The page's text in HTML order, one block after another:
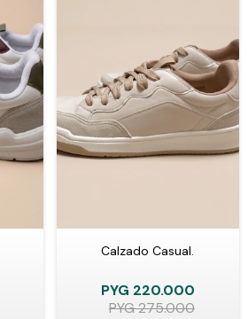
Calzado Casual.
PYG 220.000
PYG275.000